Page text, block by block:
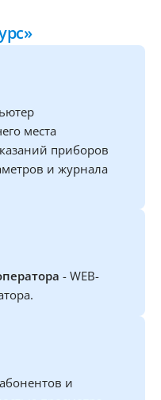
места
приборов
и журнала
- WEB-
и